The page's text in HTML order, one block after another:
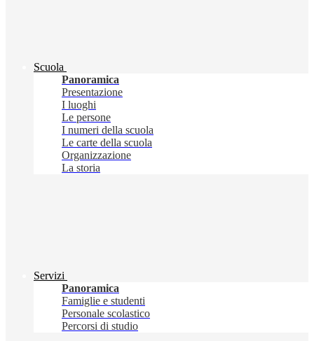
Scuola
Panoramica
Presentazione
I luoghi
Le persone
I numeri della scuola
Le carte della scuola
Organizzazione
La storia
Servizi
Panoramica
Famiglie e studenti
Personale scolastico
Percorsi di studio